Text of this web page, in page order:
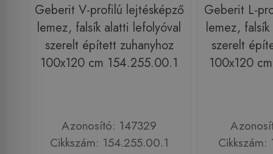
Geberit V-profilú lejtésképző
lemez, falsík alatti lefolyóval
szerelt épített zuhanyhoz
100x120 cm 154.255.00.1
Azonosító: 147329
Cikkszám: 154.255.00.1
Geberit L-
lemez,
szerelt
100x120